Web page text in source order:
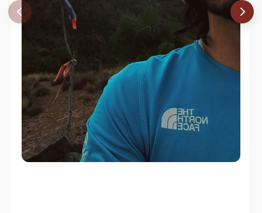
Historia:
Esto quiere decir que existen
antecedentes anteriores a la fecha de la
publicación del cerro en los cuales se habla de
él. Usualmente son aceptados como cerros,
nombres mencionados en publicaciones de
cierto reconocimiento. Dentro de estas últimas
podemos mencionar: anuarios de la Feach,
publicaciones del American Alpine Journal,
guías de cerros de Jozsef Ambrus e Iván
Vigouroux, libros sobre la historia del
montañismo de Gastón San Román, Evelio
Echevarría y Louis Lliboutry, revistas de clubes
de montaña como el DAV y el CACH, cartas
topográficas del IGM, etc. El que estas